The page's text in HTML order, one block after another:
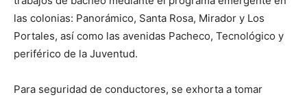
las colonias: Panorámico, Santa Rosa, Mirador y Los
Portales, así como las avenidas Pacheco, Tecnológico y
periférico de la Juventud.
Para seguridad de conductores, se exhorta a tomar